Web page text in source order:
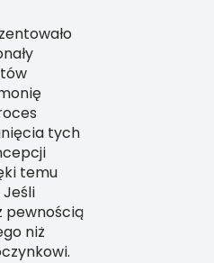
tych
temu
pewnością
niż